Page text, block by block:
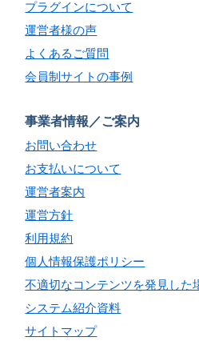
プラグインについて
運営者様の声
よくあるご質問
会員制サイトの事例
事業者情報／ご案内
お問い合わせ
お支払いについて
運営者案内
運営方針
利用規約
個人情報保護ポリシー
不適切なコンテンツを発見した
システム紹介資料
サイトマップ